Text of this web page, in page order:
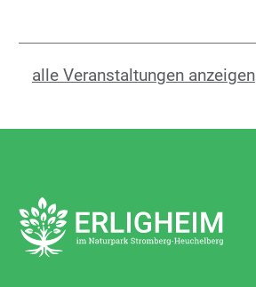
alle Veranstaltungen anzeigen